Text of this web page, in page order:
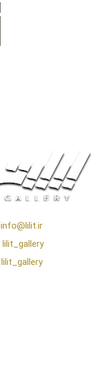
info@lilit.ir
lilit_gallery
lilit_gallery